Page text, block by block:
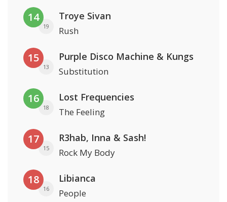
14
19
Troye Sivan
Rush
15
13
Purple Disco Machine & Kungs
Substitution
16
18
Lost Frequencies
The Feeling
17
15
R3hab, Inna & Sash!
Rock My Body
18
16
Libianca
People